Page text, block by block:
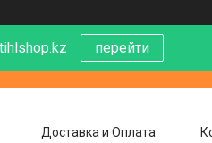
перейти
Доставка и Оплата